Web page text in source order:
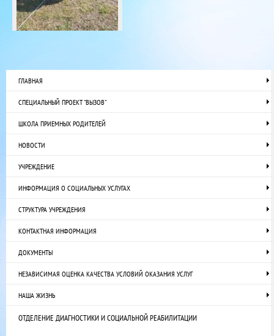
ГЛАВНАЯ
СПЕЦИАЛЬНЫЙ ПРОЕКТ "ВЫЗОВ"
ШКОЛА ПРИЕМНЫХ РОДИТЕЛЕЙ
НОВОСТИ
УЧРЕЖДЕНИЕ
ИНФОРМАЦИЯ О СОЦИАЛЬНЫХ УСЛУГАХ
СТРУКТУРА УЧРЕЖДЕНИЯ
КОНТАКТНАЯ ИНФОРМАЦИЯ
ДОКУМЕНТЫ
НЕЗАВИСИМАЯ ОЦЕНКА КАЧЕСТВА УСЛОВИЙ ОКАЗАНИЯ УСЛУГ
НАША ЖИЗНЬ
ОТДЕЛЕНИЕ ДИАГНОСТИКИ И СОЦИАЛЬНОЙ РЕАБИЛИТАЦИИ